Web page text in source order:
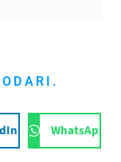
WhatsApp